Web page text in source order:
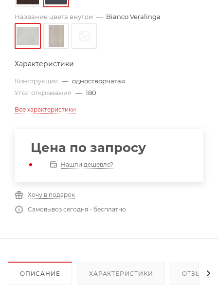
Название цвета внутри — Bianco Veralinga
Характеристики
Конструкция — одностворчатая
Угол открывания — 180
Все характеристики
Цена по запросу
Нашли дешевле?
Хочу в подарок
Самовывоз сегодня - бесплатно
ОПИСАНИЕ ХАРАКТЕРИСТИКИ ОТЗЫВЫ